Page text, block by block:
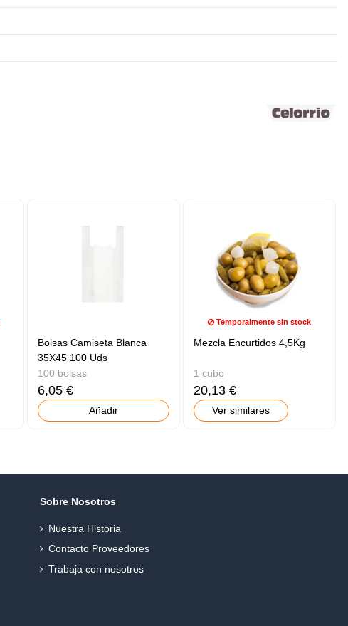
Bolsas Camiseta Blanca
35X45 100 Uds
100 bolsas
6,05 €
Añadir
Temporalmente sin stock
Mezcla Encurtidos 4,5Kg
1 cubo
20,13 €
Ver similares
Sobre Nosotros
Nuestra Historia
Contacto Proveedores
Trabaja con nosotros